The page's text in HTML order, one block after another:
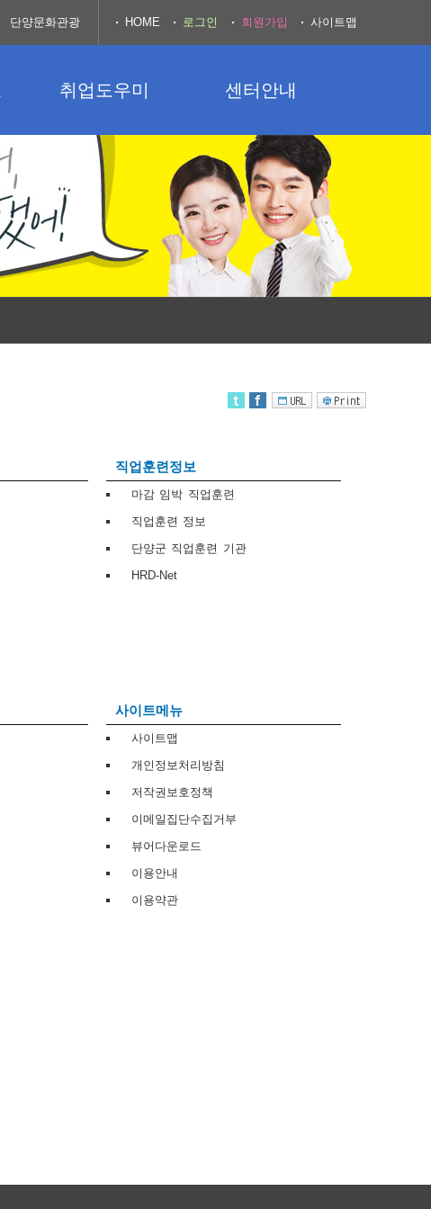
취업도우미 센터안내
단양문화관광 HOME 로그인 회원가입 사이트맵
직업훈련정보
마감 임박 직업훈련
직업훈련 정보
단양군 직업훈련 기관
HRD-Net
사이트메뉴
사이트맵
개인정보처리방침
저작권보호정책
이메일집단수집거부
뷰어다운로드
이용안내
이용약관